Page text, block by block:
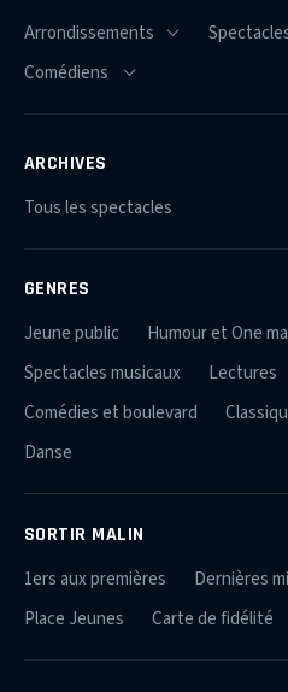
ARCHIVES
Tous les spectacles
GENRES
Jeune public
Humour et One
Spectacles musicaux
Lectures
Comédies et boulevard
Danse
SORTIR MALIN
1ers aux premières Dernières
Place Jeunes
Carte de fidélité